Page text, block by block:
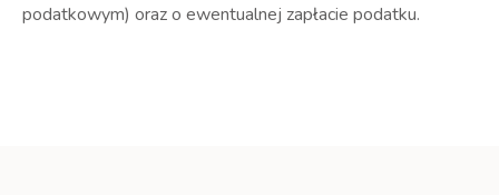
podatkowym) oraz o ewentualnej zapłacie podatku.